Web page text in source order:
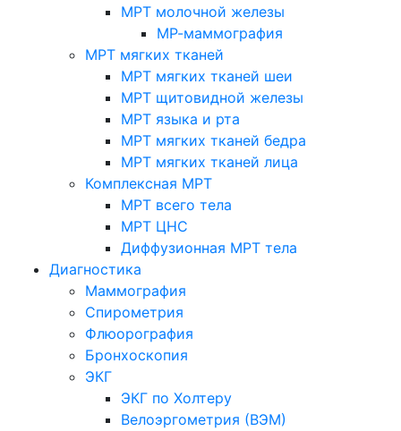
МРТ молочной железы
МР-маммография
МРТ мягких тканей
МРТ мягких тканей шеи
МРТ щитовидной железы
МРТ языка и рта
МРТ мягких тканей бедра
МРТ мягких тканей лица
Комплексная МРТ
МРТ всего тела
МРТ ЦНС
Диффузионная МРТ тела
Диагностика
Маммография
Спирометрия
Флюорография
Бронхоскопия
ЭКГ
ЭКГ по Холтеру
Велоэргометрия (ВЭМ)